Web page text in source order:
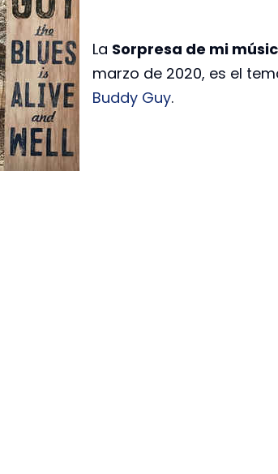
La Sorpresa de mi
marzo de 2020, es el
Buddy Guy.